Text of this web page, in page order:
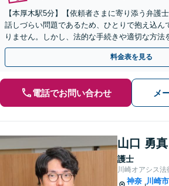
【本厚木駅5分】【依頼者さまに寄り添う弁護
話しづらい問題であるため、ひとりで抱え込ん
りません。しかし、法的な手続きや適切な方法
況を改善できる場合が多くあります。ぜひご相
料金表を見る
電話でお問い合わせ メ
山口 勇真
護士
川崎オアシス法
神奈 川崎市